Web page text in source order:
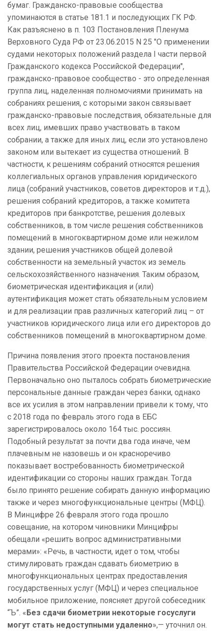
бумаг. Гражданско-правовые сообщества
упоминаются в статье 181.1 и последующих ГК РФ.
Как разъяснено в п. 103 Постановления Пленума
Верховного Суда РФ от 23.06.2015 N 25 "О применении
судами некоторых положений раздела I части первой
Гражданского кодекса Российской Федерации",
гражданско-правовое сообщество - это определенная
группа лиц, наделенная полномочиями принимать на
собраниях решения, с которыми закон связывает
гражданско-правовые последствия, обязательные для
всех лиц, имевших право участвовать в таком
собрании, а также для иных лиц, если это установлено
законом или вытекает из существа отношений. В
частности, к решениям собраний относятся решения
коллегиальных органов управления юридического
лица (собраний участников, советов директоров и т.д.),
решения собраний кредиторов, а также комитета
кредиторов при банкротстве, решения долевых
собственников, в том числе решения собственников
помещений в многоквартирном доме или нежилом
здании, решения участников общей долевой
собственности на земельный участок из земель
сельскохозяйственного назначения. Таким образом,
биометрическая идентификация и (или)
аутентификация может стать обязательным условием
и для реализации прав различных категорий лиц – от
участников юридического лица или его директоров до
собственников помещений в многоквартирном доме.
Причина появления этого проекта постановления
Правительства Российской Федерации очевидна.
Первоначально оно пыталось собрать биометрические
персональные данные граждан через банки, однако
все их усилия в этом направлении привели к тому, что
с 2018 года по февраль этого года в ЕБС
зарегистрировалось около 164 тыс. россиян.
Подобный результат за почти два года иначе, чем
плачевным не назовешь и он красноречиво
показывает востребованность биометрической
идентификации со стороны наших граждан. Тогда
было принято решение собирать данную информацию
также и через многофункциональные центры (МФЦ).
В Минцифре 26 февраля этого года прошло
совещание, на котором чиновники Минцифры
обещали «решить вопрос административными
мерами»: «Речь, в частности, идет о том, чтобы
стимулировать граждан сдавать биометрию в
многофункциональных центрах предоставления
государственных услуг (МФЦ) и через специальное
мобильное приложение, поясняет другой собеседник
“Ъ”. «Без сдачи биометрии некоторые госуслуги
могут стать недоступными удаленно»,— уточнил он.